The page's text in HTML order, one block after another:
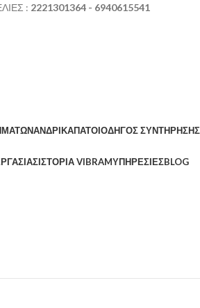
: 2221301364 - 6940615541
ΑΝΔΡΙΚΆΠΆΤΟΙΟΔΗΓΌΣ ΣΥΝΤΉΡΗΣΗΣ
ΙΣΤΟΡΊΑ VIBRAMΥΠΗΡΕΣΙΕΣBLOG